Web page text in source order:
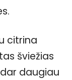
citrina
šviežias
daugiau